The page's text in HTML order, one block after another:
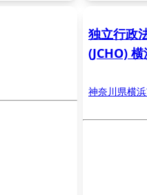
独立行政
(JCHO)
神奈川県横